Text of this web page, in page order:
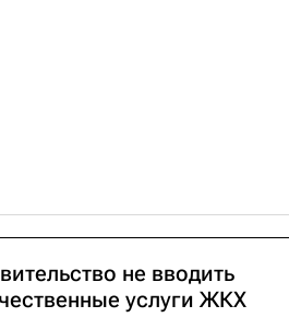
не вводить
услуги ЖКХ